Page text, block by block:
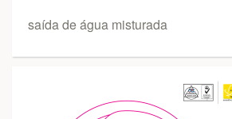
saída de água misturada